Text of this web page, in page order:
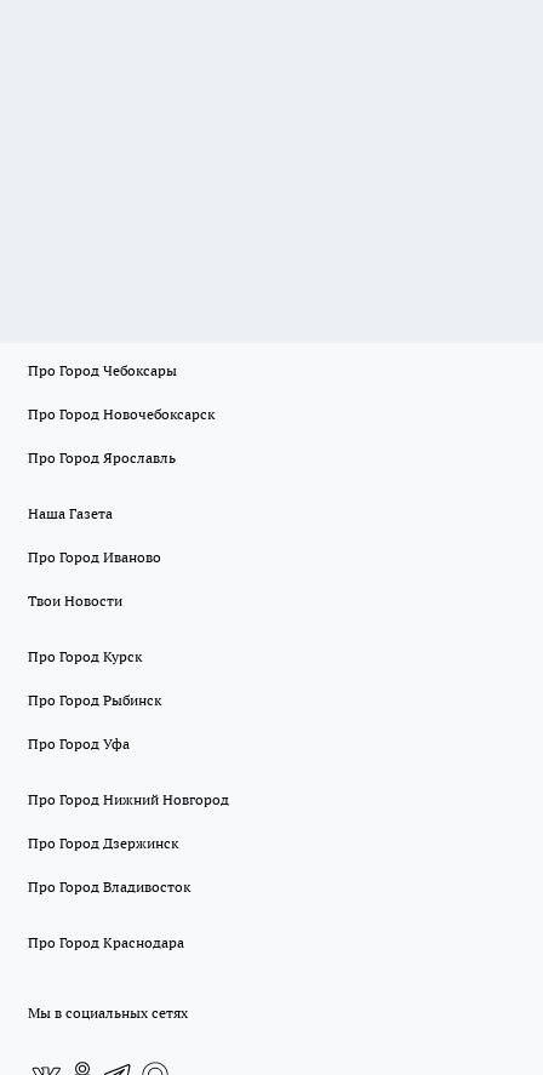
Про Город Чебоксары
Про Город Новочебоксарск
Про Город Ярославль
Наша Газета
Про Город Иваново
Твои Новости
Про Город Курск
Про Город Рыбинск
Про Город Уфа
Про Город Нижний Новгород
Про Город Дзержинск
Про Город Владивосток
Про Город Краснодара
Мы в социальных сетях